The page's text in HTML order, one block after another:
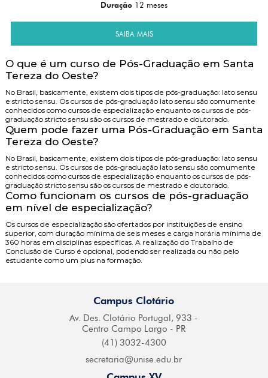
Duração 12 meses
SAIBA MAIS
O que é um curso de Pós-Graduação em Santa
Tereza do Oeste?
No Brasil, basicamente, existem dois tipos de pós-graduação: lato sensu
e stricto sensu. Os cursos de pós-graduação lato sensu são comumente
conhecidos como cursos de especialização enquanto os cursos de pós-
graduação stricto sensu são os cursos de mestrado e doutorado.
Quem pode fazer uma Pós-Graduação em Santa
Tereza do Oeste?
No Brasil, basicamente, existem dois tipos de pós-graduação: lato sensu
e stricto sensu. Os cursos de pós-graduação lato sensu são comumente
conhecidos como cursos de especialização enquanto os cursos de pós-
graduação stricto sensu são os cursos de mestrado e doutorado.
Como funcionam os cursos de pós-graduação
em nível de especialização?
Os cursos de especialização são ofertados por instituições de ensino
superior, com duração mínima de seis meses e carga horária mínima de
360 horas em disciplinas específicas. A realização do Trabalho de
Conclusão de Curso é opcional, podendo ser realizada ou não pelo
estudante como um plus na formação.
Campus Clotário
Av. Des. Clotário Portugal, 933 -
Centro Campo Largo - PR
(41) 3032-4300
secretaria@unise.edu.br